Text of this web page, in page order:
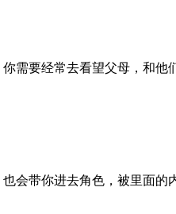
需要经常去看望父母，和
会带你进去角色，被里面